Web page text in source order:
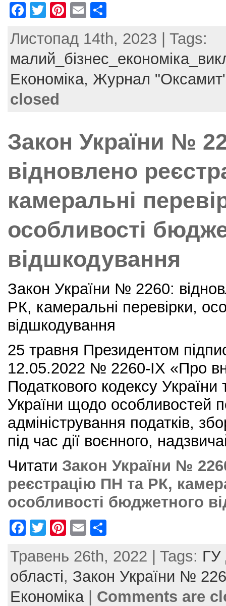
F
c
e
b
o
o
T
itt
er
Pi
er
e
st
E
ai
l
ar
e
Листопад 14th, 2023 | Tags:
Економіка, Журнал
closed
Закон України №
відновлено
камеральні
особливості
відшкодування
Закон України № 2260:
РК, камеральні перевірки,
відшкодування
25 травня Президентом
12.05.2022 № 2260-ІХ «Про
Податкового кодексу України
України щодо особливостей
адміністрування податків,
під час дії воєнного,
Читати Закон України №
реєстрацію ПН та РК,
особливості бюджетного
F
c
e
b
T
itt
er
Pi
er
e
st
E
ai
l
ar
e
Травень 26th, 2022 | Tags: ГУ
області, Закон України №
Економіка| Comments are